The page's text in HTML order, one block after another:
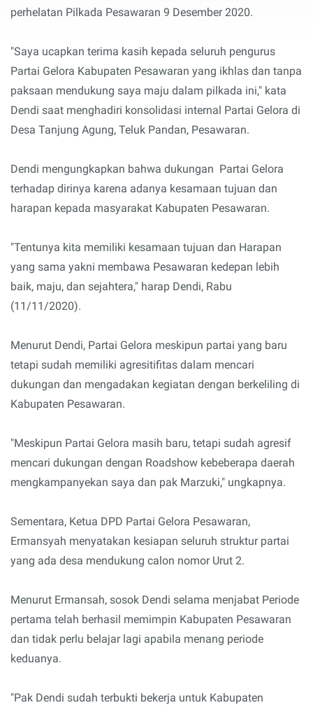
perhelatan Pilkada Pesawaran 9 Desember 2020.
"Saya ucapkan terima kasih kepada seluruh pengurus
Partai Gelora Kabupaten Pesawaran yang ikhlas dan tanpa
paksaan mendukung saya maju dalam pilkada ini," kata
Dendi saat menghadiri konsolidasi internal Partai Gelora di
Desa Tanjung Agung, Teluk Pandan, Pesawaran.
Dendi mengungkapkan bahwa dukungan Partai Gelora
terhadap dirinya karena adanya kesamaan tujuan dan
harapan kepada masyarakat Kabupaten Pesawaran.
"Tentunya kita memiliki kesamaan tujuan dan Harapan
yang sama yakni membawa Pesawaran kedepan lebih
baik, maju, dan sejahtera," harap Dendi, Rabu
(11/11/2020).
Menurut Dendi, Partai Gelora meskipun partai yang baru
tetapi sudah memiliki agresitifitas dalam mencari
dukungan dan mengadakan kegiatan dengan berkeliling di
Kabupaten Pesawaran.
"Meskipun Partai Gelora masih baru, tetapi sudah agresif
mencari dukungan dengan Roadshow kebeberapa daerah
mengkampanyekan saya dan pak Marzuki," ungkapnya.
Sementara, Ketua DPD Partai Gelora Pesawaran,
Ermansyah menyatakan kesiapan seluruh struktur partai
yang ada desa mendukung calon nomor Urut 2.
Menurut Ermansah, sosok Dendi selama menjabat Periode
pertama telah berhasil memimpin Kabupaten Pesawaran
dan tidak perlu belajar lagi apabila menang periode
keduanya.
"Pak Dendi sudah terbukti bekerja untuk Kabupaten